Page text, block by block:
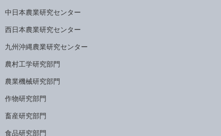
中日本農業研究センター
西日本農業研究センター
九州沖縄農業研究センター
農村工学研究部門
農業機械研究部門
作物研究部門
畜産研究部門
食品研究部門